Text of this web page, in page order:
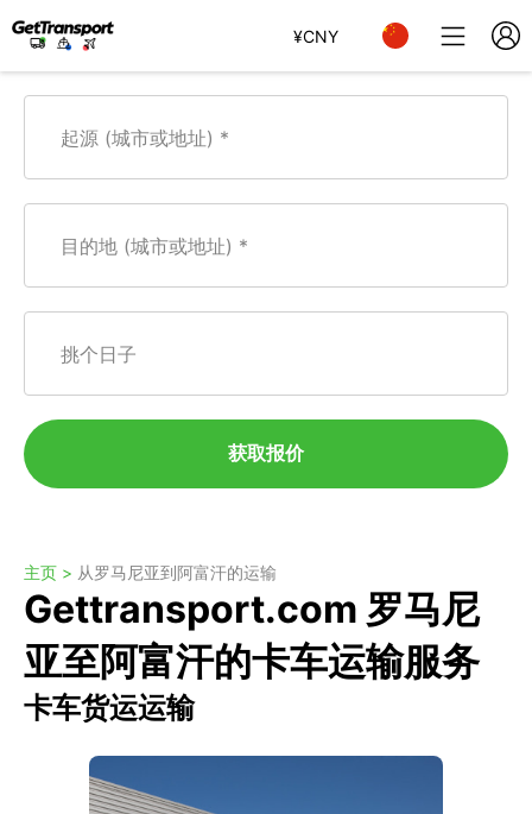
¥CNY
起源 (城市或地址)
目的地 (城市或地址)
挑个日子
获取报价
主页 > 从罗马尼亚到阿富汗的运输
Gettransport.com 罗马尼
亚至阿富汗的卡车运输服务
卡车货运运输